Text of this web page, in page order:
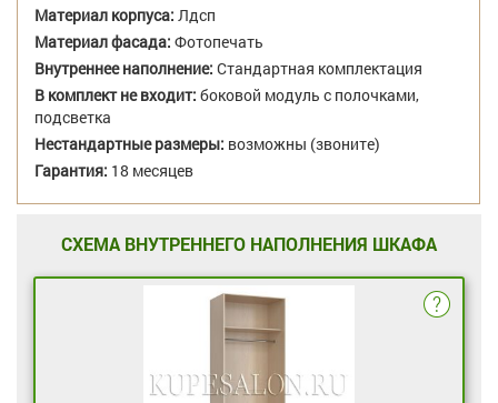
Материал корпуса: Лдсп
Материал фасада: Фотопечать
Внутреннее наполнение: Стандартная комплектация
В комплект не входит: боковой модуль с полочками,
подсветка
Нестандартные размеры: возможны (звоните)
Гарантия: 18 месяцев
СХЕМА ВНУТРЕННЕГО НАПОЛНЕНИЯ ШКАФА